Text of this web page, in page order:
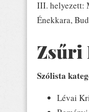
III. helyezett:
Énekkara,
Zsűri
Szólista
Lévai